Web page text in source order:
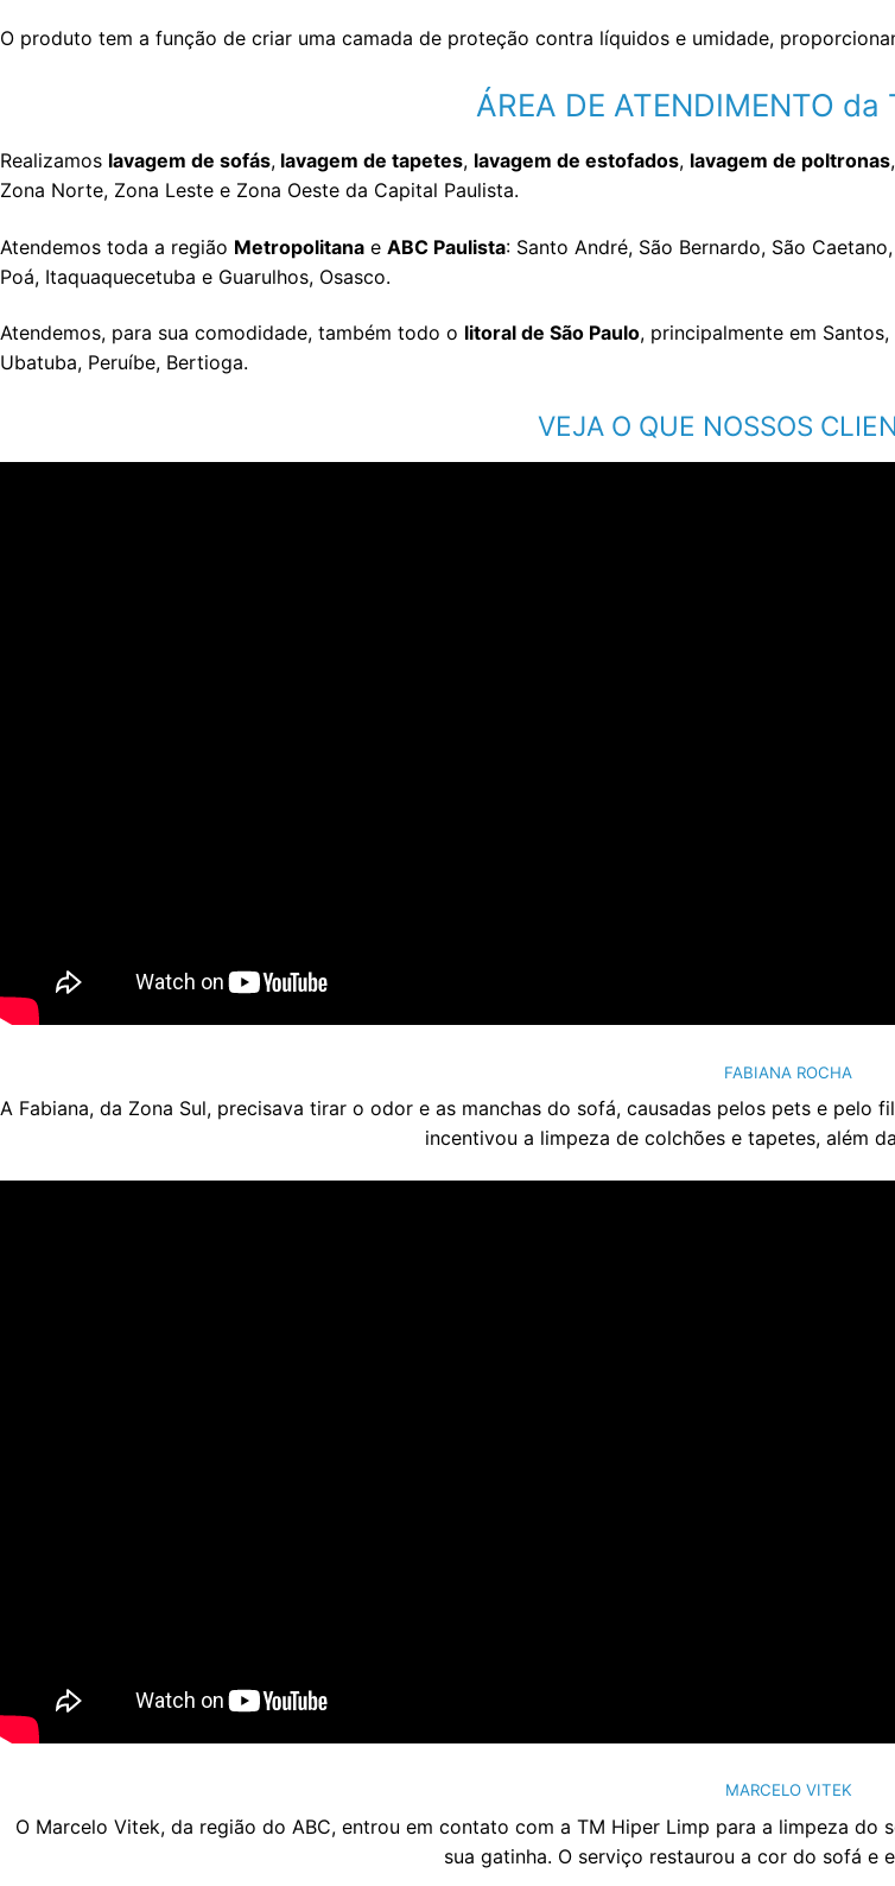
O produto tem a função de criar uma camada de proteção contra líquidos e umidade,
ÁREA DE ATENDIMENTO
Realizamos lavagem de sofás, lavagem de tapetes, lavagem de estofados, lavagem de poltronas,
Zona Norte, Zona Leste e Zona Oeste da Capital Paulista.
Atendemos toda a região Metropolitana e ABC Paulista: Santo André, São Bernardo, São
Poá, Itaquaquecetuba e Guarulhos, Osasco.
Atendemos, para sua comodidade, também todo o litoral de São Paulo, principalmente em
Ubatuba, Peruíbe, Bertioga.
VEJA O QUE NOSSOS
FABIANA ROCHA
A Fabiana, da Zona Sul, precisava tirar o odor e as manchas do sofá, causadas pelos pets e
incentivou a limpeza de colchões e tapetes, além
MARCELO VITEK
O Marcelo Vitek, da região do ABC, entrou em contato com a TM Hiper Limp para a limpeza
sua gatinha. O serviço restaurou a cor do sofá e